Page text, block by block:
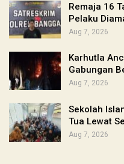
Remaja 16
Pelaku
Aug 7, 2026
Karhutla
Gabungan
Aug 7, 2026
Sekolah
Tua Lewat
Aug 7, 2026